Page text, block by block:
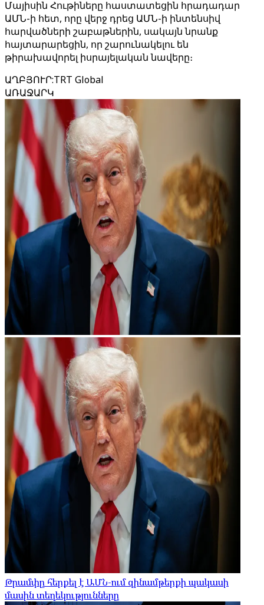
Մայիսին Հութիները հաստատեցին հրադադար
ԱՄՆ-ի հետ, որը վերջ դրեց ԱՄՆ-ի ինտենսիվ
հարվածների շաբաթներին, սակայն նրանք
հայտարարեցին, որ շարունակելու են
թիրախավորել իսրայելական նավերը։
ԱՂԲՅՈՒՐ:TRT Global
ԱՌԱՋԱՐԿ
Թրամփը հերքել է ԱՄՆ-ում զինամթերքի պակասի
մասին տեղեկությունները